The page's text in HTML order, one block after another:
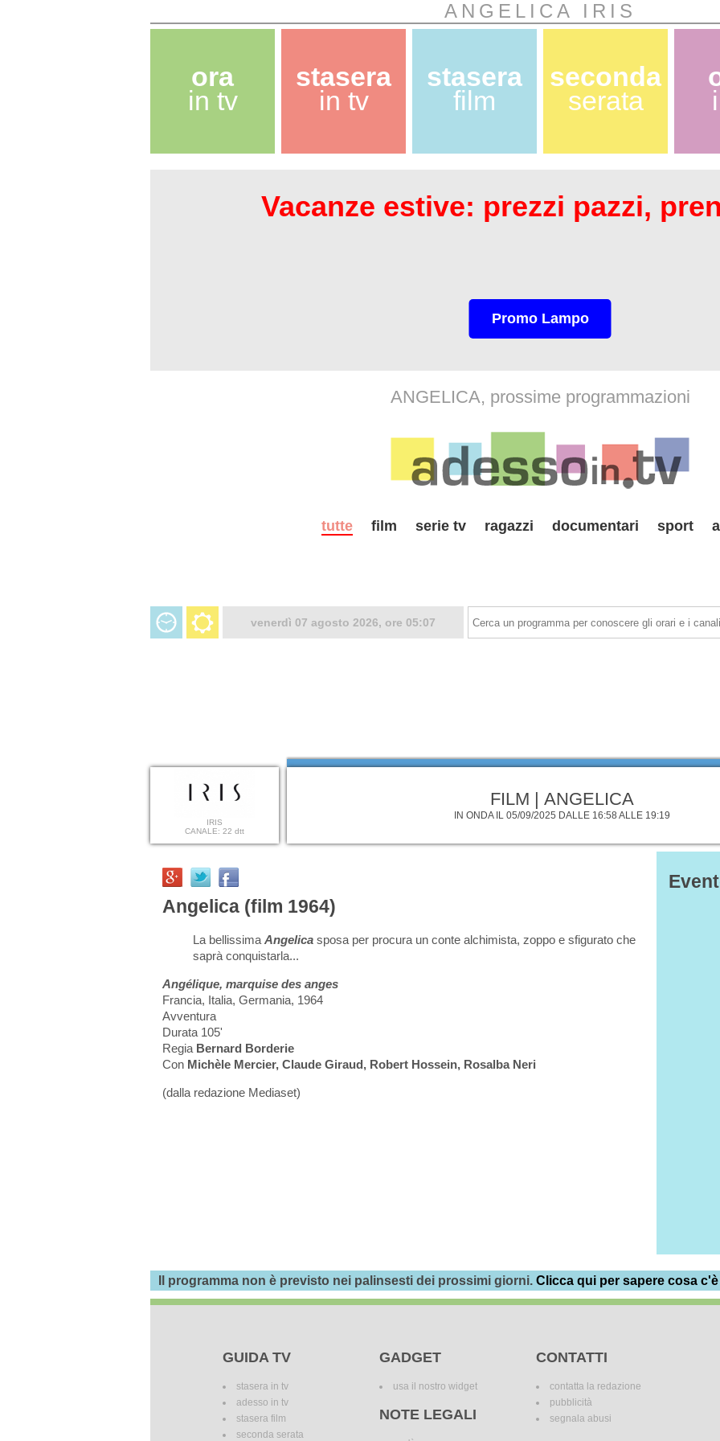
ANGELICA IRIS
ora
in tv
stasera
in tv
stasera
film
seconda
serata
Vacanze estive: prezzi pazzi,
Promo Lampo
ANGELICA, prossime programmazioni
tutte film serie tv ragazzi documentari sport
venerdì 07 agosto 2026, ore 05:07
IRIS
CANALE: 22 dtt
FILM | ANGELICA
IN ONDA IL 05/09/2025 DALLE 16:58 ALLE 19:19
Angelica (film 1964)
La bellissima Angelica sposa per procura un conte alchimista, zoppo e sfigurato che
saprà conquistarla...
Angélique, marquise des anges
Francia, Italia, Germania, 1964
Avventura
Durata 105'
Regia Bernard Borderie
Con Michèle Mercier, Claude Giraud, Robert Hossein, Rosalba Neri
(dalla redazione Mediaset)
Il programma non è previsto nei palinsesti dei prossimi giorni. Clicca qui per sapere cosa
GUIDA TV
stasera in tv
adesso in tv
stasera film
seconda serata
GADGET
usa il nostro widget
NOTE LEGALI
CONTATTI
contatta la redazione
pubblicità
segnala abusi